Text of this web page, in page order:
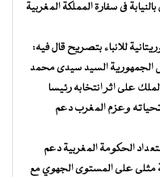
فى سفارة المملكة المغربية
للانباء بتصريح قال فيه:
السيد سيدى محمد
على اثر انتخابه رئيسا
وعزم المغرب دعم
الحكومة المغربية دعم
مثلى على المستوى الجهوي مع